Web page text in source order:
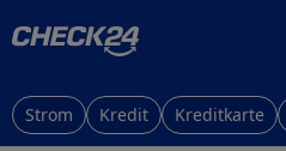
Strom Kredit Kreditkarte